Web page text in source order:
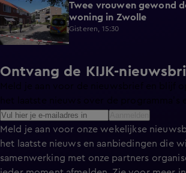
0:45
Twee vrouwen gewond
woning in Zwolle
Gisteren, 15:30
Ontvang de KIJK-
Meld je aan voor de nieuwsbrief en blijf
Meld je aan voor onze wekelijkse
het laatste nieuws en aanbiedingen die
samenwerking met onze partners